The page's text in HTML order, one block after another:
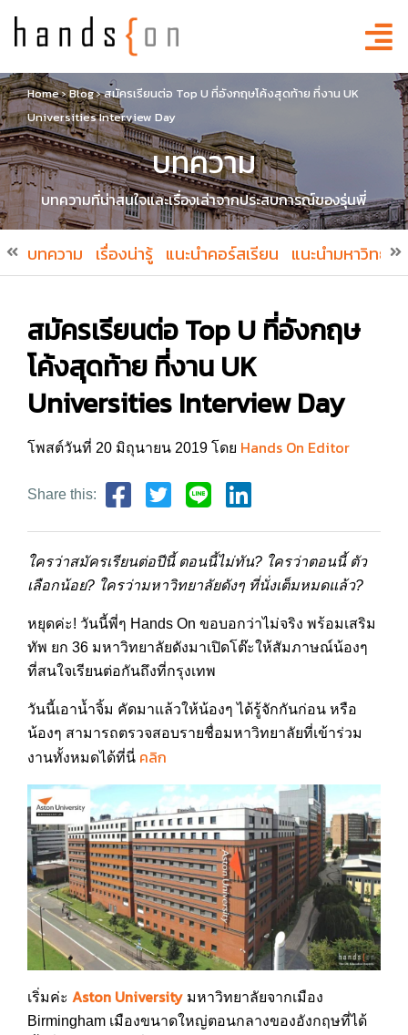
Home›Blog›สมัครเรียนต่อ Top U ที่อังกฤษโค้งสุดท้าย ที่งาน UK
Universities Interview Day
บทความ
บทความที่น่าสนใจและเรื่องเล่าจากประสบการณ์ของรุ่นพี่
บทความ เรื่องน่ารู้ แนะนำคอร์สเรียน แนะนำมหาวิทยา
สมัครเรียนต่อ Top U ที่อังกฤษ
โค้งสุดท้าย ที่งาน UK
Universities Interview Day
โพสต์วันที่ 20 มิถุนายน 2019 โดย Hands On Editor
Share this:
ใครว่าสมัครเรียนต่อปีนี้ ตอนนี้ไม่ทัน? ใครว่าตอนนี้ ตัว
เลือกน้อย? ใครว่ามหาวิทยาลัยดังๆ ที่นั่งเต็มหมดแล้ว?
หยุดค่ะ! วันนี้พี่ๆ Hands On ขอบอกว่าไม่จริง พร้อมเสริม
ทัพ ยก 36 มหาวิทยาลัยดังมาเปิดโต๊ะให้สัมภาษณ์น้องๆ
ที่สนใจเรียนต่อกันถึงที่กรุงเทพ
วันนี้เอาน้ำจิ้ม คัดมาแล้วให้น้องๆ ได้รู้จักกันก่อน หรือ
น้องๆ สามารถตรวจสอบรายชื่อมหาวิทยาลัยที่เข้าร่วม
งานทั้งหมดได้ที่นี่ คลิก
เริ่มค่ะ Aston University มหาวิทยาลัยจากเมือง
Birmingham เมืองขนาดใหญ่ตอนกลางของอังกฤษที่ได้